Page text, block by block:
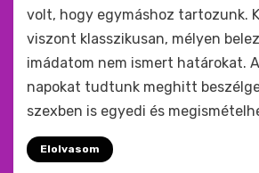
volt, hogy egymáshoz tartozunk.
viszont klasszikusan, mélyen
imádatom nem ismert határokat.
napokat tudtunk meghitt
szexben is egyedi és
Elolvasom